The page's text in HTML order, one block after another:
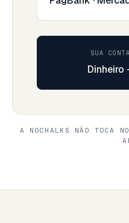
SUA
Dinheiro
A NOCHALKS NÃO TOCA